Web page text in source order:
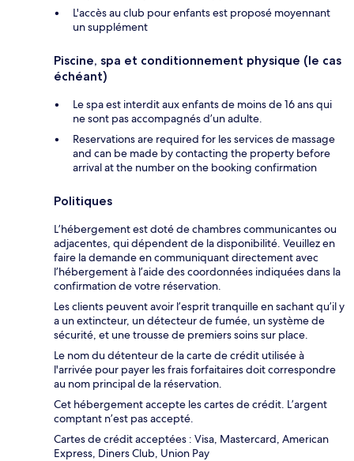
L'accès au club pour enfants est proposé moyennant
un supplément
Piscine, spa et conditionnement physique (le cas
échéant)
Le spa est interdit aux enfants de moins de 16 ans qui
ne sont pas accompagnés d’un adulte.
Reservations are required for les services de massage
and can be made by contacting the property before
arrival at the number on the booking confirmation
Politiques
L’hébergement est doté de chambres communicantes ou
adjacentes, qui dépendent de la disponibilité. Veuillez en
faire la demande en communiquant directement avec
l’hébergement à l’aide des coordonnées indiquées dans la
confirmation de votre réservation.
Les clients peuvent avoir l’esprit tranquille en sachant qu’il y
a un extincteur, un détecteur de fumée, un système de
sécurité, et une trousse de premiers soins sur place.
Le nom du détenteur de la carte de crédit utilisée à
l'arrivée pour payer les frais forfaitaires doit correspondre
au nom principal de la réservation.
Cet hébergement accepte les cartes de crédit. L’argent
comptant n’est pas accepté.
Cartes de crédit acceptées : Visa, Mastercard, American
Express, Diners Club, Union Pay